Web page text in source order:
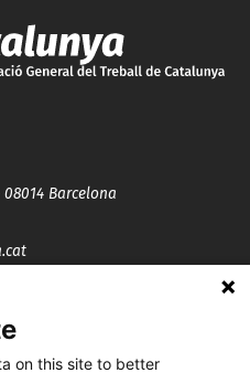
Barcelona
on this site to better